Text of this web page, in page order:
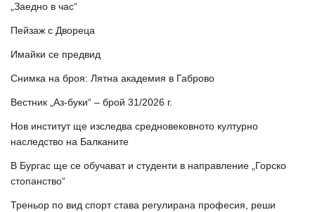
„Заедно в час“
Пейзаж с Двореца
Имайки се предвид
Снимка на броя: Лятна академия в Габрово
Вестник „Аз-буки“ – брой 31/2026 г.
Нов институт ще изследва средновековното културно
наследство на Балканите
В Бургас ще се обучават и студенти в направление „Горско
стопанство“
Треньор по вид спорт става регулирана професия, реши